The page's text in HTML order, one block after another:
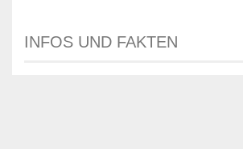
INFOS UND FAKTEN